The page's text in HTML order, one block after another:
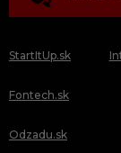
StartItUp.sk
Fontech.sk
Odzadu.sk